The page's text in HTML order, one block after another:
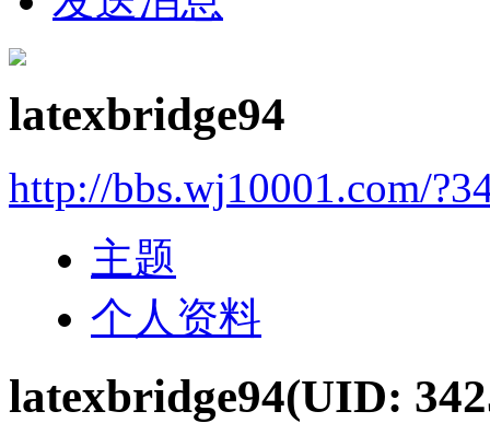
latexbridge94
http://bbs.wj10001.com/
主题
个人资料
latexbridge94(UID: